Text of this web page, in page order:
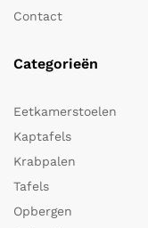
Contact
Categorieën
Eetkamerstoelen
Kaptafels
Krabpalen
Tafels
Opbergen